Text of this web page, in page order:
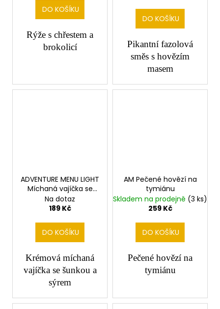
DO KOŠÍKU
Rýže s chřestem a
brokolicí
DO KOŠÍKU
Pikantní fazolová
směs s hovězím
masem
ADVENTURE MENU LIGHT
Míchaná vajíčka se
šunkou,sýrem
Na dotaz
189 Kč
DO KOŠÍKU
Krémová míchaná
vajíčka se šunkou a
sýrem
AM Pečené hovězí na
tymiánu
Skladem na prodejně (3 ks)
259 Kč
DO KOŠÍKU
Pečené hovězí na
tymiánu